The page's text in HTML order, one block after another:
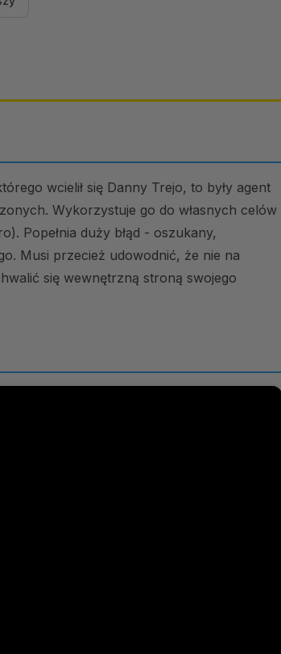
wcielił się Danny Trejo, to były agent
Wykorzystuje go do własnych celów
Popełnia duży błąd - oszukany,
Musi przecież udowodnić, że nie na
się wewnętrzną stroną swojego